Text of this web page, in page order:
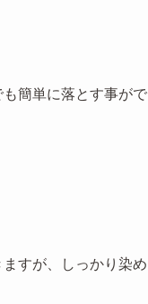
簡単に落とす事がで
すが、しっかり染め